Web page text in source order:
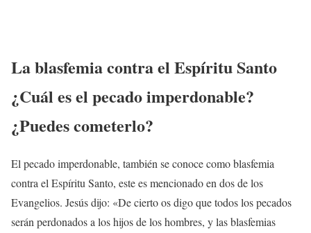
La blasfemia contra el Espíritu Santo
¿Cuál es el pecado imperdonable?
¿Puedes cometerlo?
El pecado imperdonable, también se conoce como blasfemia
contra el Espíritu Santo, este es mencionado en dos de los
Evangelios. Jesús dijo: «De cierto os digo que todos los pecados
serán perdonados a los hijos de los hombres, y las blasfemias